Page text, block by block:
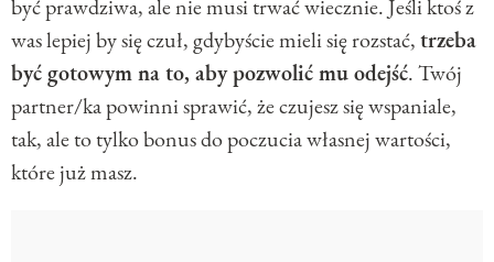
być prawdziwa, ale nie musi trwać wiecznie. Jeśli ktoś z
was lepiej by się czuł, gdybyście mieli się rozstać,trzeba
być gotowym na to, aby pozwolić mu odejść. Twój
partner/ka powinni sprawić, że czujesz się wspaniale,
tak, ale to tylko bonus do poczucia własnej wartości,
które już masz.